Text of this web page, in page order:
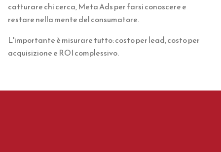
catturare chi cerca, Meta Ads per farsi conoscere e
restare nella mente del consumatore.
L'importante è misurare tutto: costo per lead, costo per
acquisizione e ROI complessivo.